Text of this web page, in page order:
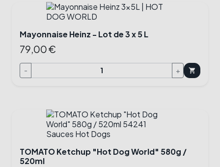
Mayonnaise Heinz - Lot de 3 x 5 L
79,00 €
- + shopping_cart
TOMATO Ketchup "Hot Dog World" 580g /
520ml